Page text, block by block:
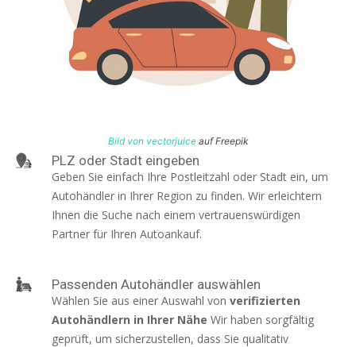
Bild von vectorjuiceauf Freepik
PLZ oder Stadt eingeben
Geben Sie einfach Ihre Postleitzahl oder Stadt ein, um
Autohändler in Ihrer Region zu finden. Wir erleichtern
Ihnen die Suche nach einem vertrauenswürdigen
Partner für Ihren Autoankauf.
Passenden Autohändler auswählen
Wählen Sie aus einer Auswahl von verifizierten
Autohändlern in Ihrer Nähe Wir haben sorgfältig
geprüft, um sicherzustellen, dass Sie qualitativ